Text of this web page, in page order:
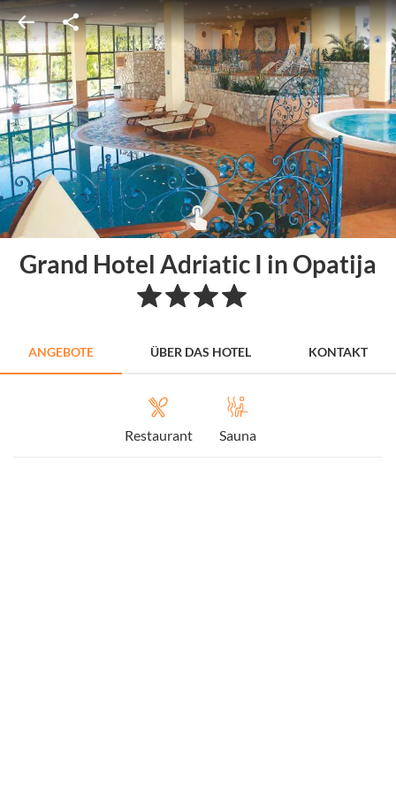
Grand Hotel Adriatic I in Opatija
ANGEBOTE ÜBER DAS HOTEL KONTAKT
Restaurant Sauna